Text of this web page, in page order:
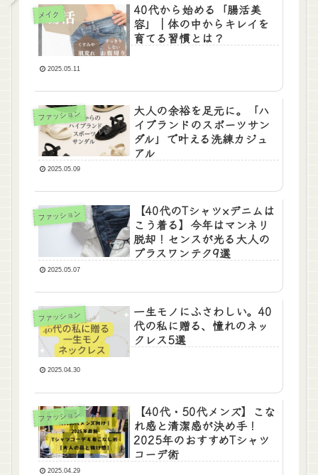
メイク
40代から始める「腸活美
容」｜体の中からキレイを
育てる習慣とは？
2025.05.11
ファッション
大人の余裕を足元に。「ハ
イブランドのスポーツサン
ダル」で叶える洗練カジュ
アル
2025.05.09
ファッション
【40代のTシャツ×デニムは
こう着る】今年はマンネリ
脱却！センスが光る大人の
プラスワンテク9選
2025.05.07
ファッション
一生モノにふさわしい。40
代の私に贈る、憧れのネッ
クレス5選
2025.04.30
ファッション
【40代・50代メンズ】こな
れ感と清潔感が決め手！
2025年のおすすめTシャツ
コーデ術
2025.04.29